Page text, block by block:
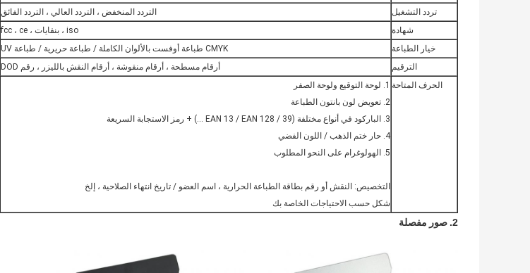
تردد التشغيل
التردد المنخفض ، التردد العالي ، التردد الفائق
شهادة
iso ، بنفايات ، fcc ، ce
خيار الطباعة
CMYK طباعة أوفست بالألوان الكاملة / طباعة حريرية / طباعة UV
الترقيم
أرقام مسطحة ، أرقام منقوشة ، أرقام النقش بالليزر ، رقم DOD
الحرف المتاحة 1. لوحة التوقيع ولوحة الصفر
2. تعويض لون بانتون الطباعة
3. الباركود في أنواع مختلفة (39 / EAN 13 / EAN 128 ...) + رمز الاستجابة السريعة
4. حار ختم الذهب / اللون الفضي
5. الهولوغرام على النحو المطلوب
التخصيص: النقش أو رقم بطاقة الطباعة الحرارية ، اسم العضو / تاريخ انتهاء الصلاحية ، إلخ
شكل حسب الاحتياجات الخاصة بك
2. صور مفصلة